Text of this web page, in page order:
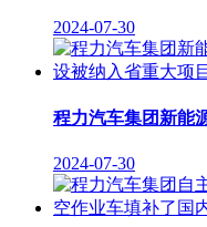
2024-07-30
2024-07-30